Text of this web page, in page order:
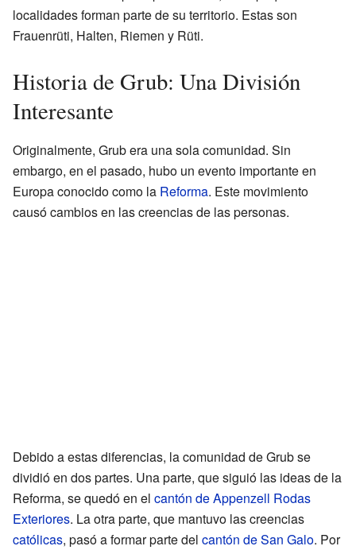
localidades forman parte de su territorio. Estas son
Frauenrüti, Halten, Riemen y Rüti.
Historia de Grub: Una División
Interesante
Originalmente, Grub era una sola comunidad. Sin
embargo, en el pasado, hubo un evento importante en
Europa conocido como la Reforma. Este movimiento
causó cambios en las creencias de las personas.
Debido a estas diferencias, la comunidad de Grub se
dividió en dos partes. Una parte, que siguió las ideas de la
Reforma, se quedó en el cantón de Appenzell Rodas
Exteriores. La otra parte, que mantuvo las creencias
católicas, pasó a formar parte del cantón de San Galo. Por